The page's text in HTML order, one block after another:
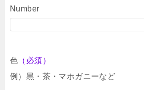
Number
色 （必須）
例）黒・茶・マホガニーなど